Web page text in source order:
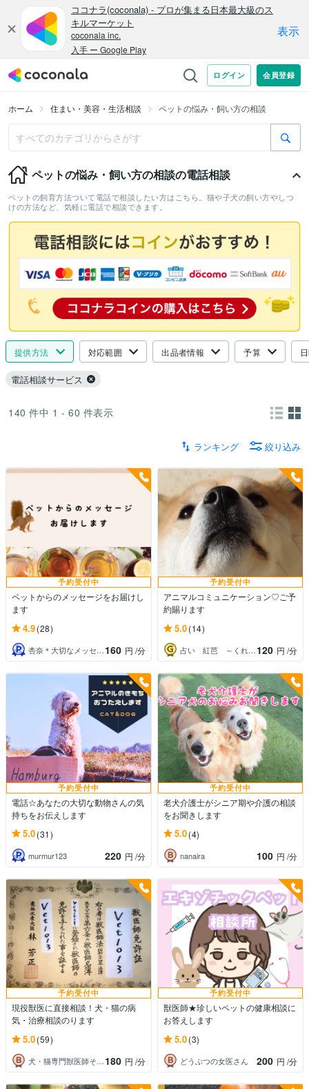
ホーム 住まい・美容・生活相談 ペットの悩み・飼い方の相談
ペットの悩み・飼い方の相談の電話相談
ペットの飼育方法ついて電話で相談したい方はこちら。猫や子犬の飼い方やしつ
けの方法など、気軽に電話で相談できます。
提供方法 対応範囲 出品者情報 予算
電話相談サービス
140 件中 1 - 60 件表示
ランキング 絞り込み
予約受付中
ペットからのメッセージをお届けし
ます
4.9(28)
杏奈＊大切なメッセージをあなたに＊ 160 円 /分
予約受付中
アニマルコミュニケーション♡ご予
約賜ります
5.0(14)
占い 紅芭 ～くれは～ 120 円 /分
予約受付中
電話☆あなたの大切な動物さんの気
持ちをお伝えします
5.0(31)
murmur123 220 円 /分
予約受付中
老犬介護士がシニア期や介護の相談
をお聞きします
5.0(4)
nanaira 100 円 /分
予約受付中
現役獣医に直接相談！犬・猫の病
気・治療相談のります
5.0(59)
犬・猫専門獣医師そらん 180 円 /分
予約受付中
獣医師★珍しいペットの健康相談に
お答えします
5.0(3)
どうぶつの女医さん 200 円 /分